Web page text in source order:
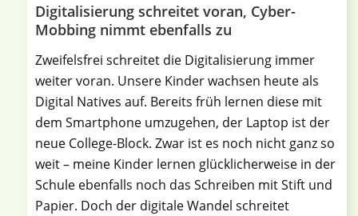
Digitalisierung schreitet voran, Cyber-
Mobbing nimmt ebenfalls zu
Zweifelsfrei schreitet die Digitalisierung immer
weiter voran. Unsere Kinder wachsen heute als
Digital Natives auf. Bereits früh lernen diese mit
dem Smartphone umzugehen, der Laptop ist der
neue College-Block. Zwar ist es noch nicht ganz so
weit – meine Kinder lernen glücklicherweise in der
Schule ebenfalls noch das Schreiben mit Stift und
Papier. Doch der digitale Wandel schreitet